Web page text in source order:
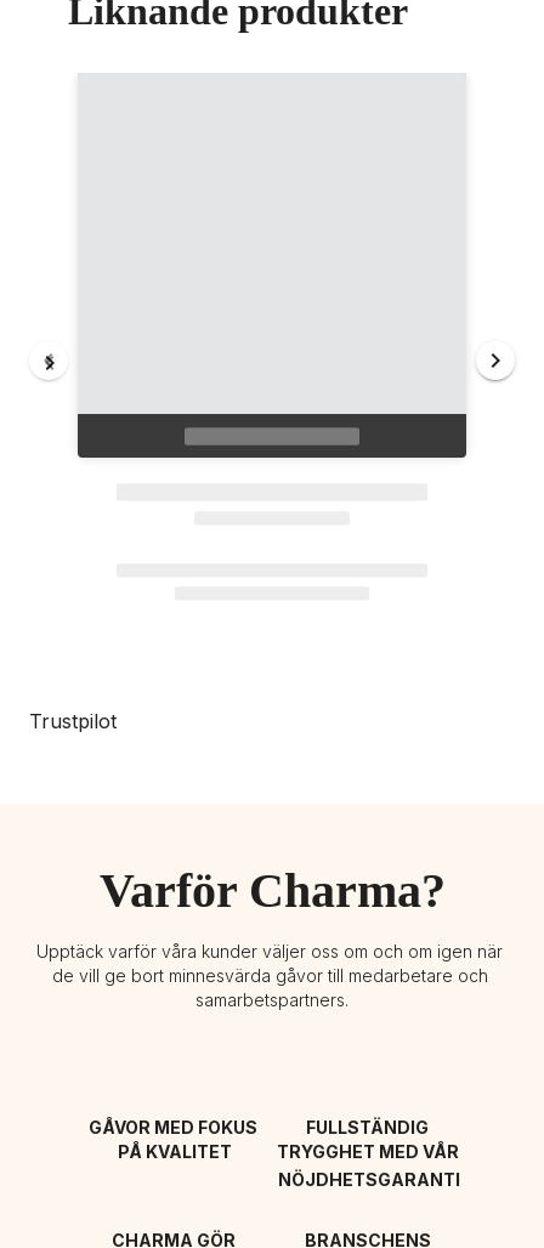
Liknande produkter
Trustpilot
Varför Charma?
Upptäck varför våra kunder väljer oss om och om igen när
de vill ge bort minnesvärda gåvor till medarbetare och
samarbetspartners.
GÅVOR MED FOKUS
PÅ KVALITET
FULLSTÄNDIG
TRYGGHET MED VÅR
NÖJDHETSGARANTI
CHARMA GÖR BRANSCHENS